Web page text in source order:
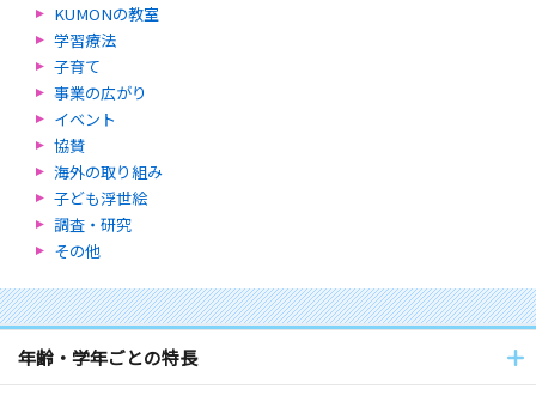
KUMONの教室
学習療法
子育て
事業の広がり
イベント
協賛
海外の取り組み
子ども浮世絵
調査・研究
その他
年齢・学年ごとの特長